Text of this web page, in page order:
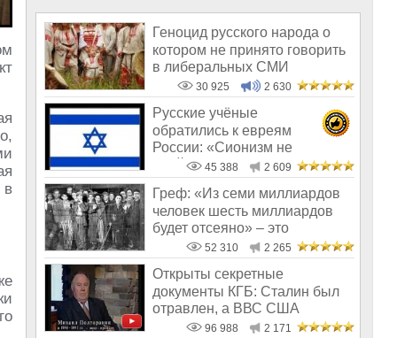
в
Геноцид русского народа о
котором не принято говорить
в либеральных СМИ
30 925 2 630
Русские учёные
обратились к евреям
России: «Сионизм не
пройдёт!»45 388 2 609
Греф: «Из семи миллиардов
человек шесть миллиардов
будет отсеяно» – это
пострашнее,
52 310 2 265
Открыты секретные
документы КГБ: Сталин был
отравлен, а ВВС США
бомбили СССР
96 988 2 171